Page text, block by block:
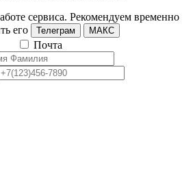
сервиса. Рекомендуем временно
его
Телеграм МАКС
Почта